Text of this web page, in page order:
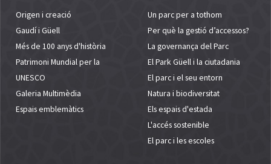
Origen i creació
Gaudí i Güell
Més de 100 anys d'història
Patrimoni Mundial per la
UNESCO
Galeria Multimèdia
Espais emblemàtics
Un parc per a tothom
Per què la gestió d’accessos?
La governança del Parc
El Park Güell i la ciutadania
El parc i el seu entorn
Natura i biodiversitat
Els espais d'estada
L'accés sostenible
El parc i les escoles